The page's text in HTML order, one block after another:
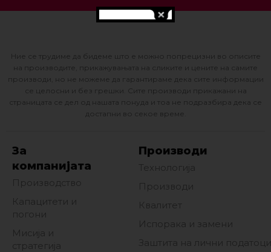
Ние се трудиме да бидеме што е можно попрецизни во описите
на производите, прикажувањата на сликите и цените на самите
производи, но не можеме да гарантираме дека сите информации
се целосни и без грешки. Сите производи прикажани на
страницата се дел од нашата понуда и тоа не подразбира дека се
достапни во секое време.
За
компанијата
Производство
Капацитети и
погони
Мисија и
стратегија
Производи
Технологија
Производи
Квалитет
Испорака и замени
Заштита на лични податоци